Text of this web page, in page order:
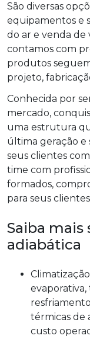
São diversas
equipamentos e
do ar e venda de
contamos com
produtos
projeto,
Conhecida por
mercado,
uma estrutura
última geração e
seus clientes
time com
formados,
para seus
Saiba mais
adiabática
Climatização adiabática ou climatização
evaporativa,
térmicas de
custo